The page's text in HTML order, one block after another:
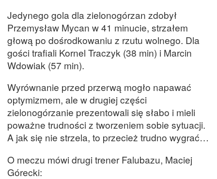
Jedynego gola dla zielonogórzan zdobył
Przemysław Mycan w 41 minucie, strzałem
głową po dośrodkowaniu z rzutu wolnego. Dla
gości trafiali Kornel Traczyk (38 min) i Marcin
Wdowiak (57 min).
Wyrównanie przed przerwą mogło napawać
optymizmem, ale w drugiej części
zielonogórzanie prezentowali się słabo i mieli
poważne trudności z tworzeniem sobie sytuacji.
A jak się nie strzela, to przecież trudno wygrać…
O meczu mówi drugi trener Falubazu, Maciej
Górecki: